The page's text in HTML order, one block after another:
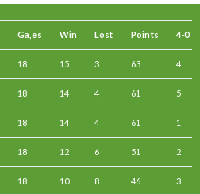
Ga,es Win Lost Points 4-0
18 15 3 63 4
18 14 4 61 5
18 14 4 61 1
18 12 6 51 2
18 10 8 46 3